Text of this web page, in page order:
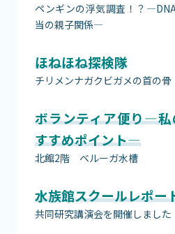
ペンギンの浮気調査！？
当の親子関係―
ほねほね探検隊
チリメンナガクビガメの首の骨
ボランティア便り—私
すすめポイント—
北館2階 ベルーガ水槽
水族館スクールレポー
共同研究講演会を開催しました